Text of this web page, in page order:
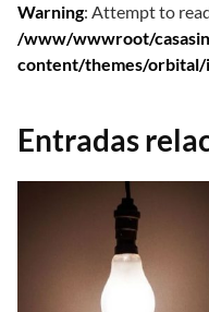
Warning: Attempt to
/www/wwwroot/
content/themes/
Entradas